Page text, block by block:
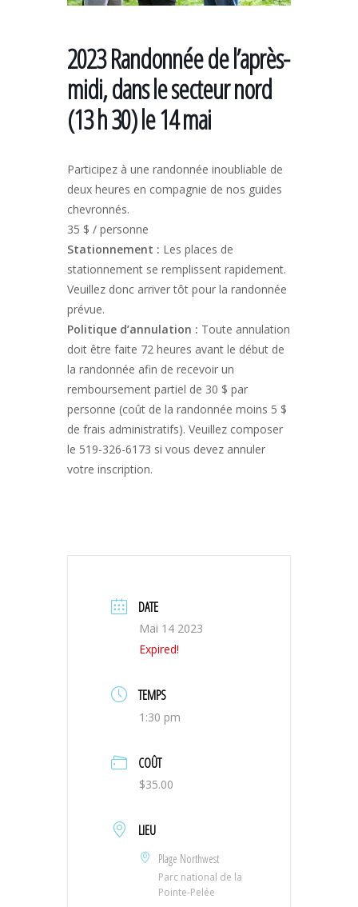
2023 Randonnée de l’après-
midi, dans le secteur nord
(13 h 30) le 14 mai
Participez à une randonnée inoubliable de
deux heures en compagnie de nos guides
chevronnés.
35 $ / personne
Stationnement : Les places de
stationnement se remplissent rapidement.
Veuillez donc arriver tôt pour la randonnée
prévue.
Politique d’annulation : Toute annulation
doit être faite 72 heures avant le début de
la randonnée afin de recevoir un
remboursement partiel de 30 $ par
personne (coût de la randonnée moins 5 $
de frais administratifs). Veuillez composer
le 519-326-6173 si vous devez annuler
votre inscription.
DATE
Mai 14 2023
Expired!
TEMPS
1:30 pm
COÛT
$35.00
LIEU
Plage Northwest
Parc national de la
Pointe-Pelée